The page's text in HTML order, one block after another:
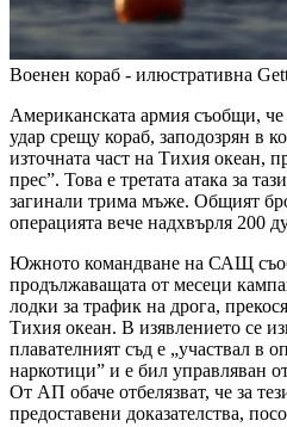
Военен кораб - илюстративна
Американската армия съобщи, че
удар срещу кораб, заподозрян в
източната част на Тихия океан,
прес”. Това е третата атака за
загинали трима мъже. Общият
операцията вече надхвърля 200
Южното командване на САЩ
продължаващата от месеци
лодки за трафик на дрога,
Тихия океан. В изявлението се
плавателният съд е „участвал в
наркотици” и е бил управляван
От АП обаче отбелязват, че за
предоставени доказателства,